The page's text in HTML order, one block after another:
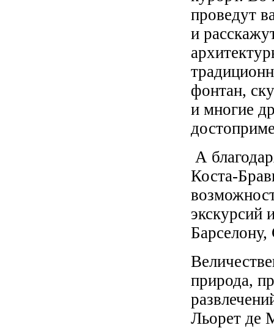
проведут
и
фонтан,
и многие
А
Коста-
экскурсий
природа,
Льорет де